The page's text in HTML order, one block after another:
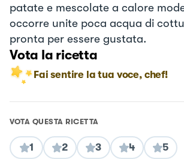
patate e mescolate a calore
occorre unite poca acqua di
pronta per essere gustata.
Vota la ricetta
Fai sentire la tua voce, chef!
VOTA QUESTA RICETTA
1 2 3 4 5